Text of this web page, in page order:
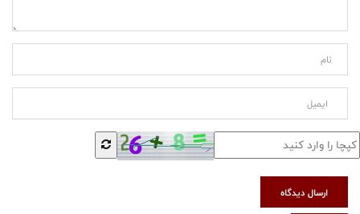
ارسال دیدگاه